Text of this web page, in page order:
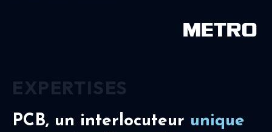
PCB, un interlocuteur unique
EXPERTISES